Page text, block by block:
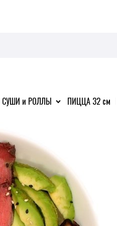
СУШИ и РОЛЛЫ ПИЦЦА 32 см